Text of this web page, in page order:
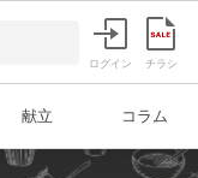
ログイン チラシ
献立 コラム